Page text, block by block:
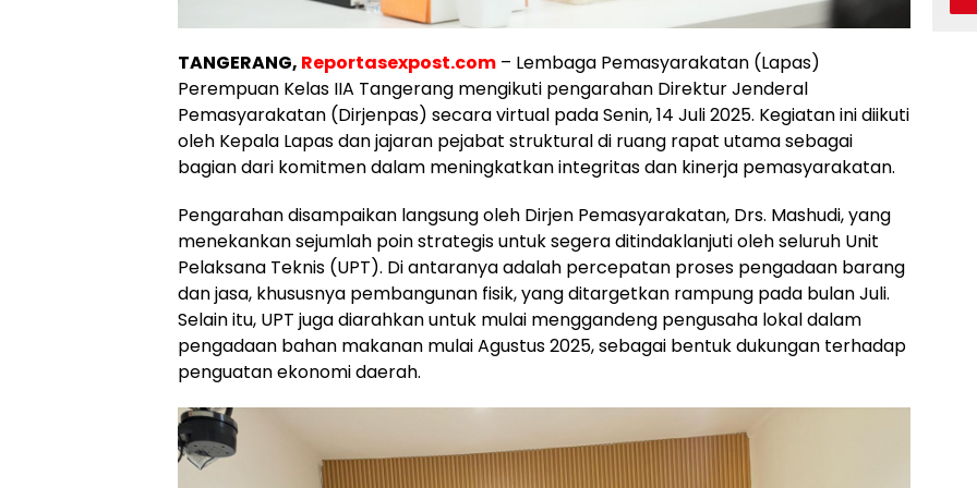
TANGERANG, Reportasexpost.com – Lembaga Pemasyarakatan (Lapas)
Perempuan Kelas IIA Tangerang mengikuti pengarahan Direktur Jenderal
Pemasyarakatan (Dirjenpas) secara virtual pada Senin, 14 Juli 2025. Kegiatan ini diikuti
oleh Kepala Lapas dan jajaran pejabat struktural di ruang rapat utama sebagai
bagian dari komitmen dalam meningkatkan integritas dan kinerja pemasyarakatan.
Pengarahan disampaikan langsung oleh Dirjen Pemasyarakatan, Drs. Mashudi, yang
menekankan sejumlah poin strategis untuk segera ditindaklanjuti oleh seluruh Unit
Pelaksana Teknis (UPT). Di antaranya adalah percepatan proses pengadaan barang
dan jasa, khususnya pembangunan fisik, yang ditargetkan rampung pada bulan Juli.
Selain itu, UPT juga diarahkan untuk mulai menggandeng pengusaha lokal dalam
pengadaan bahan makanan mulai Agustus 2025, sebagai bentuk dukungan terhadap
penguatan ekonomi daerah.